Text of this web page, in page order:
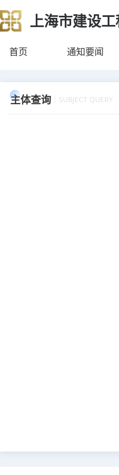
上海市建设
首页 通知要闻
主体查询 SUBJECT QUERY